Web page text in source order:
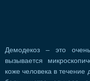
Демодекоз – это
вызывается
коже человека в